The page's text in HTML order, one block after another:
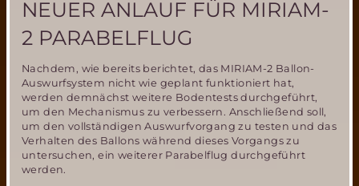
der
Marsforschung
für
NEUER ANLAUF FÜR MIRIAM-
2 PARABELFLUG
Nachdem, wie bereits berichtet, das MIRIAM-2 Ballon-
Auswurfsystem nicht wie geplant funktioniert hat,
werden demnächst weitere Bodentests durchgeführt,
um den Mechanismus zu verbessern. Anschließend soll,
um den vollständigen Auswurfvorgang zu testen und das
Verhalten des Ballons während dieses Vorgangs zu
untersuchen, ein weiterer Parabelflug durchgeführt
werden.